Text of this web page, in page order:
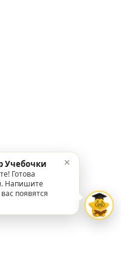
Учебочки
Готова
Напишите
появятся
×